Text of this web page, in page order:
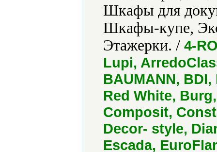
Шкафы для
Шкафы-купе,
Этажерки. / 4-
Lupi,
BAUMANN,
Red White,
Composit,
Decor- style,
Escada,